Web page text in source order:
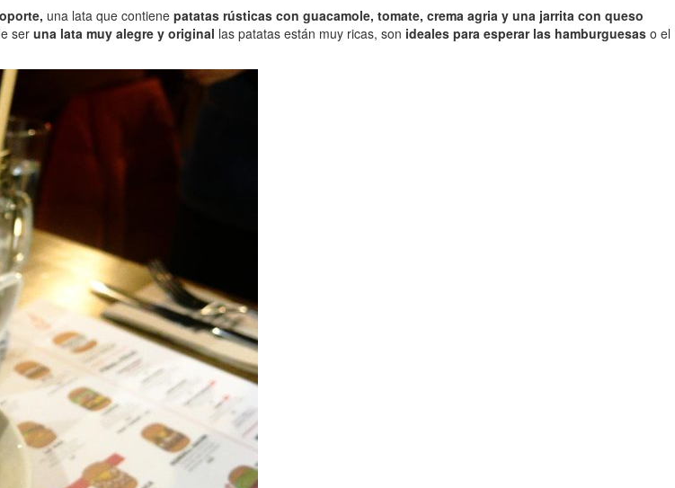
una lata que contiene patatas rústicas con guacamole, tomate, crema agria y una jarrita con queso
ser una lata muy alegre y original las patatas están muy ricas, son ideales para esperar las hamburguesas o el